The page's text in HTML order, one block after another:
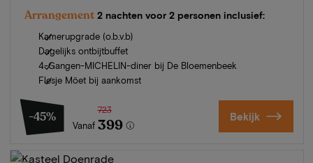
Arrangement 2 nachten voor 2 personen inclusief:
Kamerupgrade (o.b.v.b)
Dagelijks ontbijtbuffet
4-Gangen-MICHELIN-diner bij De Bloemenbeek
Flesje Möet bij aankomst
-45%
Vanaf
723
399 Bekijk